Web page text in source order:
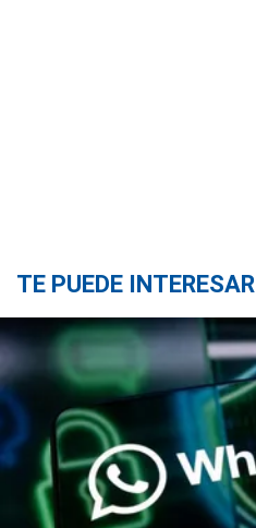
TE PUEDE INTERESAR